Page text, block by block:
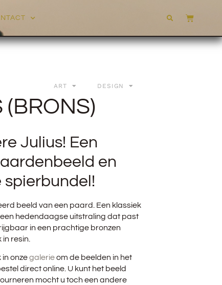
ART DESIGN
(BRONS)
Julius! Een
en
spierbundel!
beeld van een paard. Een klassiek
hedendaagse uitstraling dat past
in een prachtige bronzen
resin.
onzegalerieom de beelden in het
direct online. U kunt het beeld
mocht u toch een andere